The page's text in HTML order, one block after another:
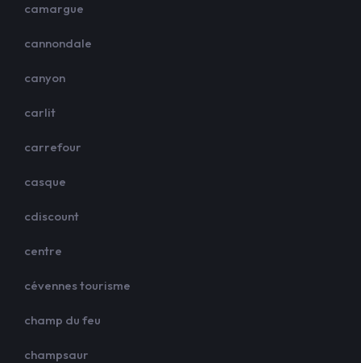
camargue
cannondale
canyon
carlit
carrefour
casque
cdiscount
centre
cévennes tourisme
champ du feu
champsaur